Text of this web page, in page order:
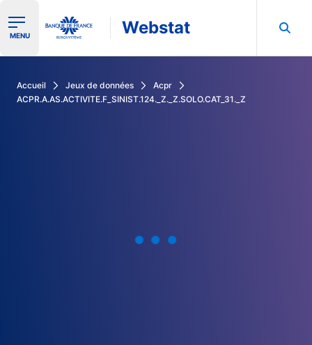
Ouvrir le menu de navigation
MENU Webstat
Accueil Jeux de données
Acpr
ACPR.A.AS.ACTIVITE.F_SINIST.124._Z._Z.SOLO.CAT_31._Z